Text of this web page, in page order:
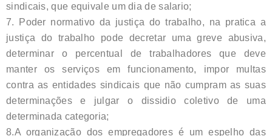
sindicais, que equivale um dia de salario;
7. Poder normativo da justiça do trabalho, na pratica a
justiça do trabalho pode decretar uma greve abusiva,
determinar o percentual de trabalhadores que deve
manter os serviços em funcionamento, impor multas
contra as entidades sindicais que não cumpram as suas
determinações e julgar o dissidio coletivo de uma
determinada categoria;
8.A organização dos empregadores é um espelho das